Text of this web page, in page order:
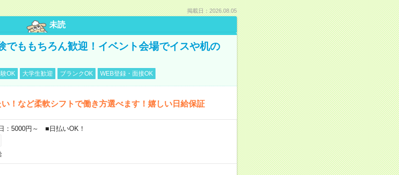
掲載日：2026.08.05
未読
でももちろん歓迎！イベント会場でイスや机の
OK 大学生歓迎 ブランクOK WEB登録・面接OK
！など柔軟シフトで働き方選べます！嬉しい日給保証
：5000円～ ■日払いOK！